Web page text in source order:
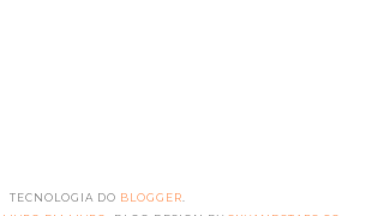
TECNOLOGIA DO BLOGGER